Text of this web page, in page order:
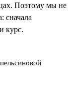
Поэтому мы не
сначала
курс.